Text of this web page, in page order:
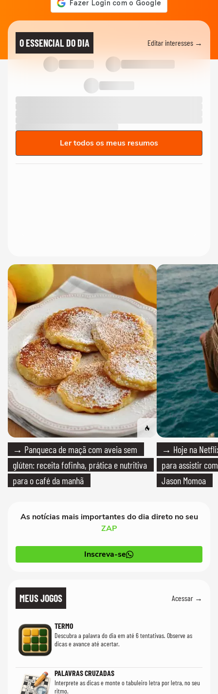
O ESSENCIAL DO DIA Editar interesses →
Ler todos os meus resumos
→ Panqueca de maçã com aveia sem
glúten: receita fofinha, prática e nutritiva
para o café da manhã
→ Hoje na
para assistir
Jason Momoa
As notícias mais importantes do dia direto no seu
ZAP
Inscreva-se
MEUS JOGOS Acessar →
TERMO
Descubra a palavra do dia em até 6 tentativas. Observe as
dicas e avance até acertar.
PALAVRAS CRUZADAS
Interprete as dicas e monte o tabuleiro letra por letra, no seu
ritmo.